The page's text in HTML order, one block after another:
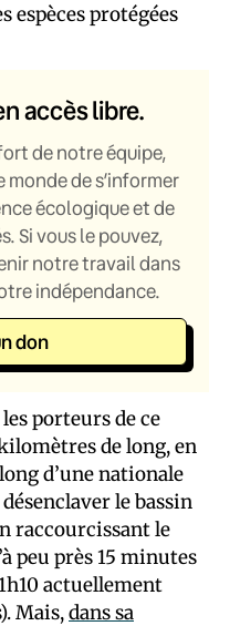
espèces protégées
accès libre.
de notre équipe,
de s’informer
écologique et de
Si vous le pouvez,
notre travail dans
indépendance.
don
porteurs de ce
de long, en
d’une nationale
le bassin
raccourcissant le
peu près 15 minutes
actuellement
Mais,dans sa